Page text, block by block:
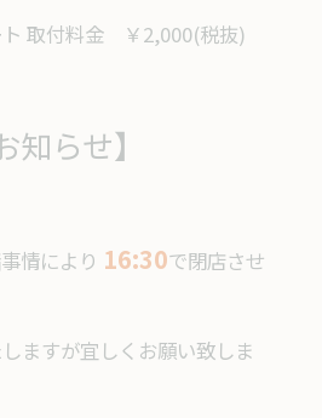
ト 取付料金 ￥2,000(税抜)
知らせ】
情により 16:30で閉店させ
ますが宜しくお願い致しま